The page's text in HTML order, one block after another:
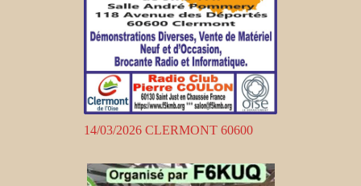
14/03/2026 CLERMONT 60600